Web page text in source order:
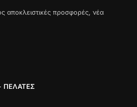
αποκλειστικές προσφορές, νέα
ΠΕΛΆΤΕΣ